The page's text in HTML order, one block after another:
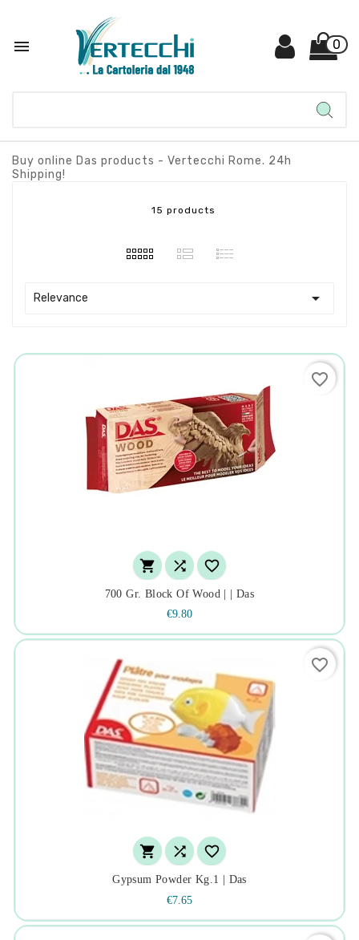
 0
Buy online Das products - Vertecchi Rome. 24h
Shipping!
15 products
Relevance 
  
700 Gr. Block Of Wood | | Das
€9.80
favorite_border
  
Gypsum Powder Kg.1 | Das
€7.65
favorite_border